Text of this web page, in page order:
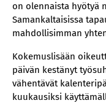
on olennaista hyötyä
Samankaltaisissa
mahdollisimman
Kokemuslisään
päivän kestänyt
vähentävät
kuukausiksi